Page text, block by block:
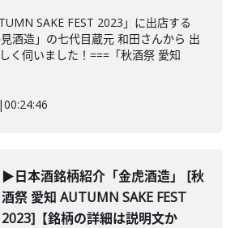
SAKE FEST 2023」に出店する
酒造」の七代目蔵元 和田さんから 出
く伺いました！===「秋酒祭 愛知
|00:24:46
▶日本酒銘柄紹介「金虎酒造」 [秋
酒祭 愛知 AUTUMN SAKE FEST
2023]【銘柄の詳細は説明文か